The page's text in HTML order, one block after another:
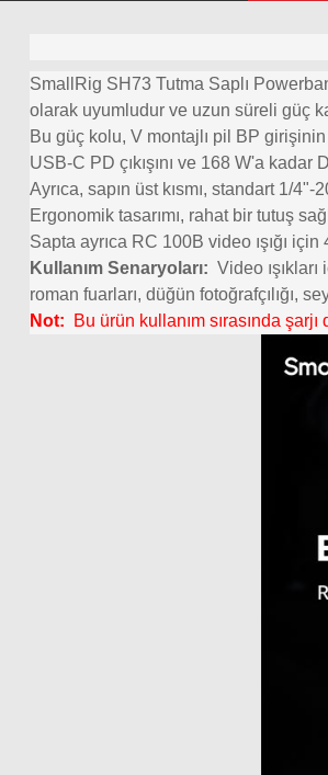
SmallRig SH73 Tutma Saplı
olarak uyumludur ve uzun süreli güç
Bu güç kolu, V montajlı pil BP
USB-C PD çıkışını ve 168 W'a kadar
Ayrıca, sapın üst kısmı, standart 1/
Ergonomik tasarımı, rahat bir tutuş
Sapta ayrıca RC 100B video ışığı
Kullanım Senaryoları: Video
roman fuarları, düğün fotoğrafçılığı,
Not:
Bu ürün kullanım sırasında